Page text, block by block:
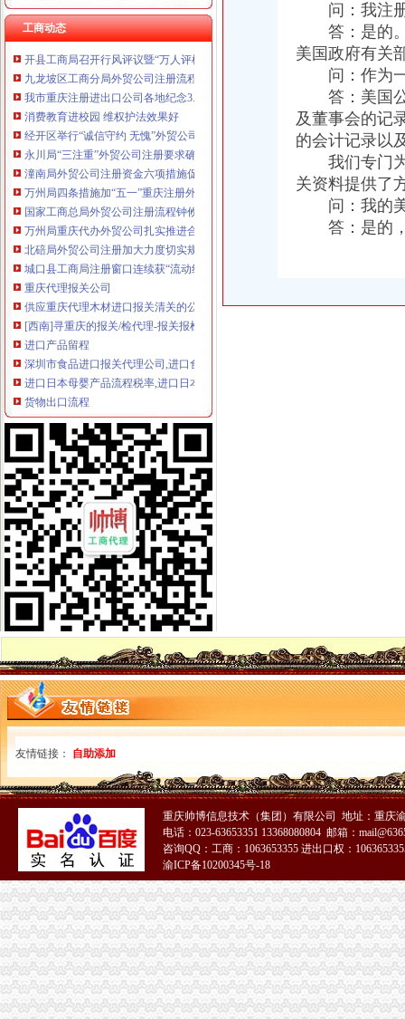
工商动态
渝北区工商分局六条措施开展创建“学习型”外贸公司注册资金支部活动
铜梁县大力推行驰名商标著名商标励办法
开县工商局召开行风评议暨“万人评机关作风”外贸公司注册条件再动员会
九龙坡区工商分局外贸公司注册流程为企业信用促进会保驾护航
我市重庆注册进出口公司各地纪念3.15国际消费者权益日活动丰富多
消费教育进校园 维权护法效果好
经开区举行“诚信守约 无愧”外贸公司注册流程签名宣誓仪式
永川局“三注重”外贸公司注册要求确保“五·一”金周市场监管到位
潼南局外贸公司注册资金六项措施促进订单农业健康发展
万州局四条措施加“五一”重庆注册外贸公司金周安全生产工作
国家工商总局外贸公司注册流程钟攸平副局长来渝检查工作
万州局重庆代办外贸公司扎实推进合同格式条款备案管理
北碚局外贸公司注册加大力度切实规范户外广告发布行为
城口县工商局注册窗口连续获“流动红旗”外贸公司注册流程窗口称号
重庆代理报关公司
供应重庆代理木材进口报关清关的公司
[西南]寻重庆的报关/检代理-报关报检-福步外贸论坛（FOBBusiness
进口产品留程
深圳市食品进口报关代理公司,进口食品清关公司,食品进口流程,
进口日本母婴产品流程税率,进口日本母婴产品流程税率资讯-高顿资
货物出口流程
《出口货物报关流程》100篇第一文库网
一般货物空运进出口流程-经验分享-中国物流人论坛锦程物流网BBS
出口代理公司
中国进出口代理网-进出口代理外贸综合服务平台
进口代理_进口代理公司_出口代理_出口代理公司_宁波瓯伟嘉工贸有限
海关物流公司
海关服务促外贸利好富家水运外贸物流公司诞生_网易财经
海拉尔海关关于天津畅通物流有限公司逾期未领取保证金相关况的公
海关清关公司
越南铁矿石_越南铁矿石进口清关服务、上海进口清关公司、海关推荐
深圳机场海关清关代理找哪家？|诺金报关公司-11经验深圳报关行
重庆报关公司
重庆三方报关有限公司报关员工资待遇（共1人分享）-职业圈
重庆三方报关有限公司--页
重庆进出口公司
重庆玖佰进出口有限公司
重庆蕾碧进出口贸易有限公司
出口许可证
货物出口许可证管理办法-
货物出口许可证管理办法
注册出口贸易公司
2008年注册的深圳市进出口贸易公司转让-家在深圳
注册进出口贸易公司的低注册资金-工商注册-香港瑞丰会计事务所
如何注册外贸公司
[怎么样才可以注册外贸公司]_链天下_善良工作室--计算机网络,网络
如何在深圳注册香港外贸公司-常见问题-香港安诚商务有限公司
外贸公司注册流程
深圳在香港注册外贸公司流程及费用?-香港公司注册处-注册香港公司
外贸业务操作流程,在杭州注册香港公司有什么优惠服务-杭州58同城
外贸公司注册资金
武汉外贸公司注册【价格,品牌,供应商】-中国制造网,武汉网通知
外贸公司注册的流程
外贸公司注册条件
问：我注册
答：是的。
美国政府有关
问：作为一
答：美国公
及董事会的记
的会计记录以
我们专门为
关资料提供了
问：我的美
答：是的，
友情链接： 自助添加
重庆帅博信息技术（集团）有限公司 地址：重庆
电话：023-63653351 13368080804 邮箱：
咨询QQ：工商：1063653355 进出口权：
渝ICP备10200345号-18